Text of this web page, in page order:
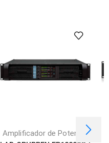
Amplificador de Potencia